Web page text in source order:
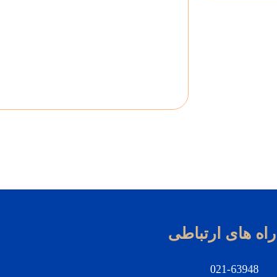
راه های ارتباطی
021-63948